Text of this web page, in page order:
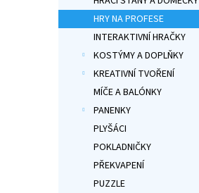
HRY NA PROFESE
INTERAKTIVNÍ HRAČKY
KOSTÝMY A DOPLŇKY
KREATIVNÍ TVOŘENÍ
MÍČE A BALÓNKY
PANENKY
PLYŠÁCI
POKLADNIČKY
PŘEKVAPENÍ
PUZZLE